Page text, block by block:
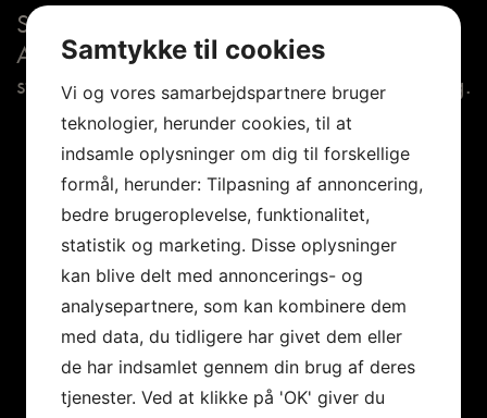
Sanselig, legende, sjov undervisning på
Arbejdermuseet til børnehavens
storegruppe. Læs mere og book jeres besøg.
Samtykke til cookies
Vi og vores samarbejdspartnere bruger
teknologier, herunder cookies, til at
indsamle oplysninger om dig til forskellige
formål, herunder: Tilpasning af annoncering,
bedre brugeroplevelse, funktionalitet,
statistik og marketing. Disse oplysninger
kan blive delt med annoncerings- og
analysepartnere, som kan kombinere dem
med data, du tidligere har givet dem eller
de har indsamlet gennem din brug af deres
tjenester. Ved at klikke på 'OK' giver du